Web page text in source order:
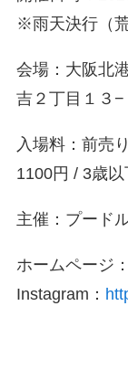
※雨天決行（荒
会場：大阪北
吉２丁目１３−
入場料：前売
1100円 / 3歳
主催：プード
ホームページ：
Instagram：